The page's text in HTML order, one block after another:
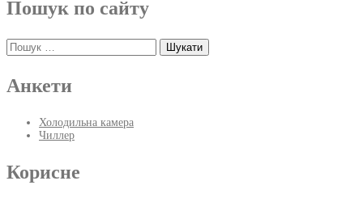
Пошук по сайту
Пошук:
Анкети
Холодильна камера
Чиллер
Корисне